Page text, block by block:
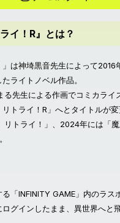
イ！R』とは？
」は神埼黒音先生によって2016
ライトノベル作品。
る先生による作画でコミカライ
トライ！R」へとタイトルが変
リトライ！」、2024年には「魔
「INFINITY GAME」内のラス
ログインしたまま、異世界へと